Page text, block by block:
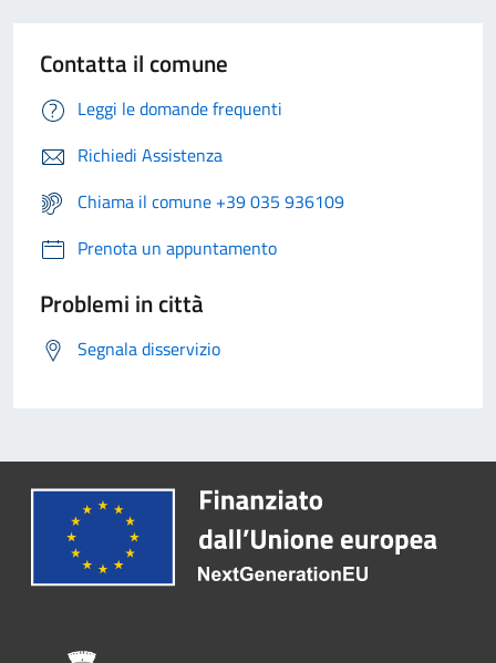
Contatta il comune
Leggi le domande frequenti
Richiedi Assistenza
Chiama il comune +39 035 936109
Prenota un appuntamento
Problemi in città
Segnala disservizio